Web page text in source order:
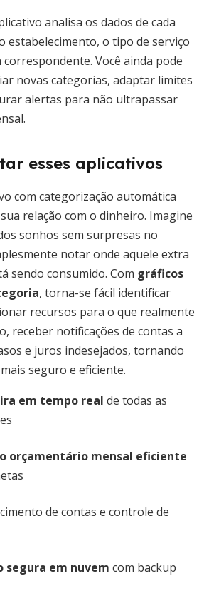
analisa os dados de cada
estabelecimento, o tipo de serviço
Você ainda pode
novas categorias, adaptar limites
alertas para não ultrapassar
esses aplicativos
com categorização automática
relação com o dinheiro. Imagine
sonhos sem surpresas no
notar onde aquele extra
sendo consumido. Com gráficos
, torna-se fácil identificar
recursos para o que realmente
receber notificações de contas a
e juros indesejados, tornando
seguro e eficiente.
em tempo real de todas as
orçamentário mensal eficiente
de contas e controle de
segura em nuvem com backup